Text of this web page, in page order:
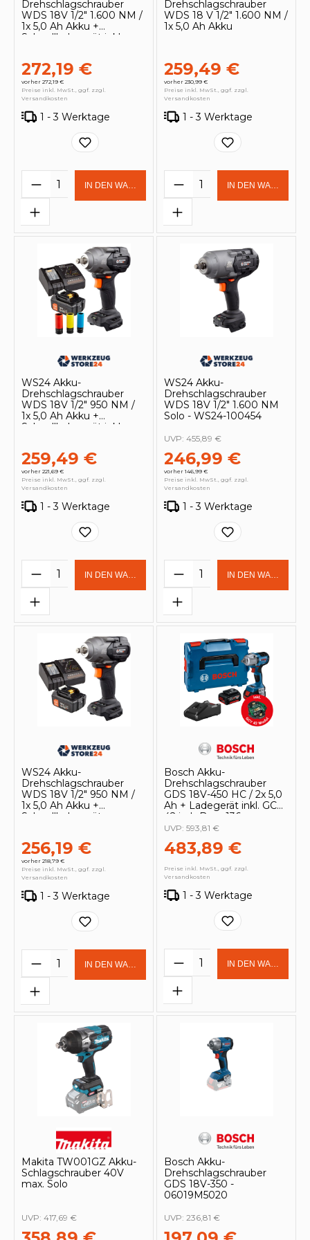
Drehschlagschrauber
WDS 18V 1/2" 1.600 NM /
1x 5,0 Ah Akku +
Schnellladegerät inkl.
272,19 €
vorher 272,19 €
Preise inkl. MwSt., ggf. zzgl.
Versandkosten
1 - 3 Werktage
Produkt Anzahl: Gib den
IN DEN WARENKORB
Drehschlagschrauber
WDS 18 V 1/2" 1.600 NM /
1x 5,0 Ah Akku
259,49 €
vorher 230,99 €
Preise inkl. MwSt., ggf. zzgl.
Versandkosten
1 - 3 Werktage
Produkt Anzahl:
IN DEN
WS24 Akku-
Drehschlagschrauber
WDS 18V 1/2" 950 NM /
1x 5,0 Ah Akku +
Schnellladegerät inkl.
259,49 €
vorher 221,69 €
Preise inkl. MwSt., ggf. zzgl.
Versandkosten
1 - 3 Werktage
Produkt Anzahl: Gib den
IN DEN WARENKORB
WS24 Akku-
Drehschlagschrauber
WDS 18V 1/2" 1.600 NM
Solo - WS24-100454
246,99 €
vorher 146,99 €
UVP: 455,89 €
Preise inkl. MwSt., ggf. zzgl.
Versandkosten
1 - 3 Werktage
Produkt Anzahl:
IN DEN
WS24 Akku-
Drehschlagschrauber
WDS 18V 1/2" 950 NM /
1x 5,0 Ah Akku +
Schnellladegerät
256,19 €
vorher 218,79 €
Preise inkl. MwSt., ggf. zzgl.
Versandkosten
1 - 3 Werktage
Produkt Anzahl: Gib den
IN DEN WARENKORB
Bosch Akku-
Drehschlagschrauber
GDS 18V-450 HC / 2x 5,0
Ah + Ladegerät inkl. GCY
42 in L-Boxx 136
483,89 €
UVP: 593,81 €
Preise inkl. MwSt., ggf. zzgl.
Versandkosten
1 - 3 Werktage
Produkt Anzahl:
IN DEN
Makita TW001GZ Akku-
Schlagschrauber 40V
max. Solo
UVP: 417,69 €
Bosch Akku-
Drehschlagschrauber
GDS 18V-350 -
06019M5020
UVP: 236,81 €